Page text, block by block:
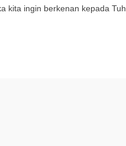
kita ingin berkenan kepada